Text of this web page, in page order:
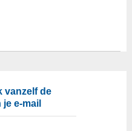
vanzelf de
e-mail